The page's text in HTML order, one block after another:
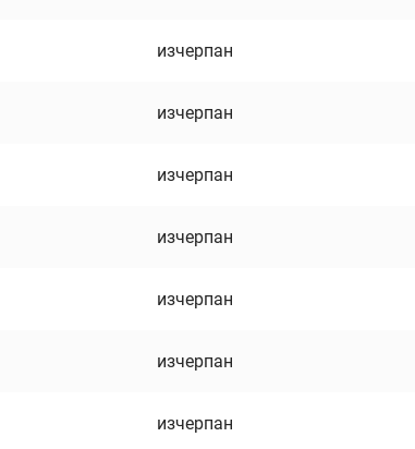
изчерпан
изчерпан
изчерпан
изчерпан
изчерпан
изчерпан
изчерпан